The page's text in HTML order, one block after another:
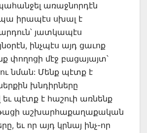
առաջնորդէն
իրապէս սխալ է
յատկապէս
ինչպէս այդ ցաւոք
փողոցի մէջ բացայայտ՝
նման: Մենք պէտք է
խնդիրները
եւ պէտք է հաշուի առնենք
աշխարհաքաղաքական
եւ որ այդ կրնայ ինչ-որ